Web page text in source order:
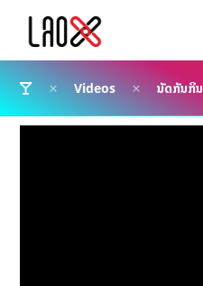
Videos ນັດກັນກິນ